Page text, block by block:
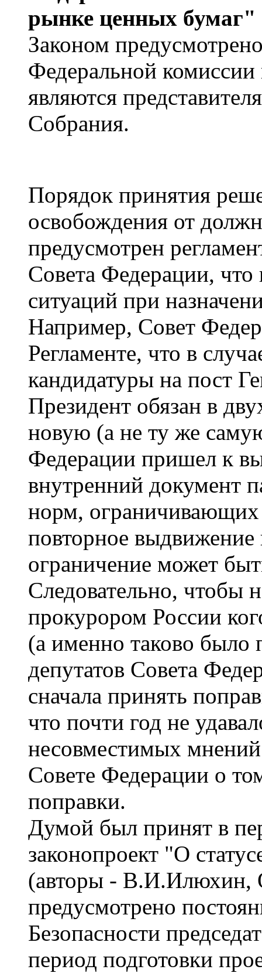
рынке ценных бумаг"
Законом
Федеральной
являются
Собрания.
Порядок принятия
освобождения от
предусмотрен
Совета Федерации, что
ситуаций при
Например, Совет
Регламенте, что в
кандидатуры на пост
Президент обязан в
новую (а не ту же
Федерации пришел к
внутренний документ
норм, ограничивающих
повторное выдвижение
ограничение может
Следовательно, чтобы
прокурором России
(а именно таково было
депутатов Совета
сначала принять
что почти год не
несовместимых
Совете Федерации о
поправки.
Думой был принят в
законопроект "О
(авторы -
предусмотрено
Безопасности
период подготовки